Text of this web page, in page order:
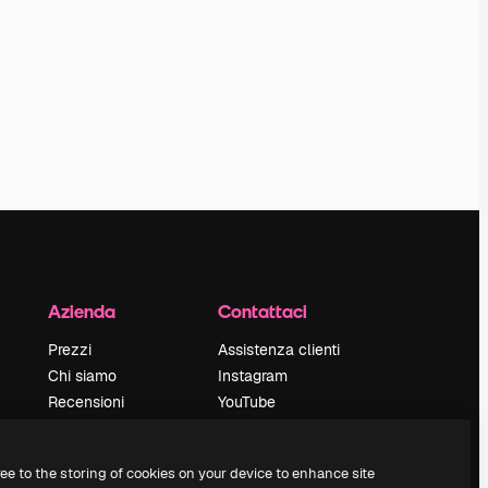
Azienda
Prezzi
Chi siamo
Recensioni
Blog
Contattaci
Assistenza clienti
Instagram
YouTube
Discord
to the storing of cookies on your device to enhance site